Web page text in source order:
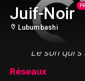
Juif-Noir
Lubumbashi
"Le son qui
Réseaux